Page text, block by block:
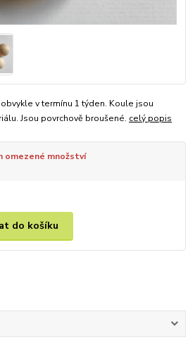
v termínu 1 týden. Koule jsou
Jsou povrchově broušené. celý popis
omezené množství
do košíku